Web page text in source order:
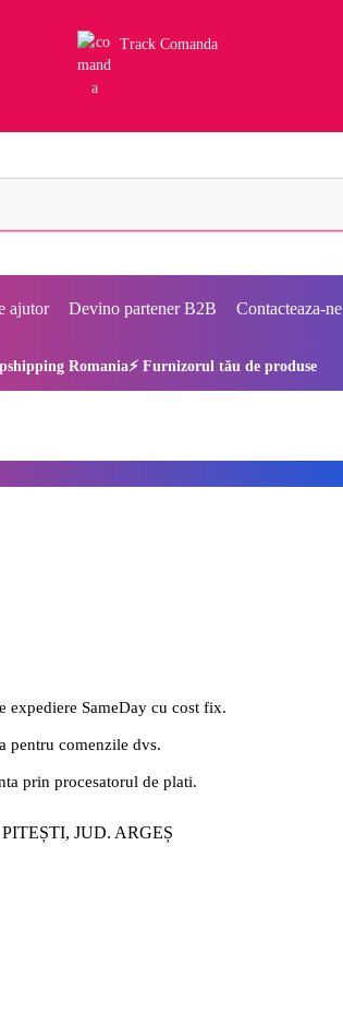
Track Comanda
ajutor Devino partener B2B Contacteaza-ne
Romania⚡ Furnizorul tău de produse
expediere SameDay cu cost fix.
pentru comenzile dvs.
prin procesatorul de plati.
JUD. ARGEȘ